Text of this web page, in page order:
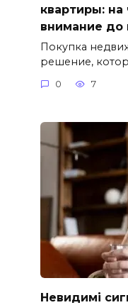
квартиры: на
внимание до
Покупка
решение,
0 7
Невидимі